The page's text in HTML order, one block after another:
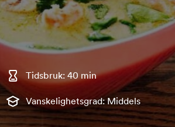
Tidsbruk: 40 min
Vanskelighetsgrad: Middels